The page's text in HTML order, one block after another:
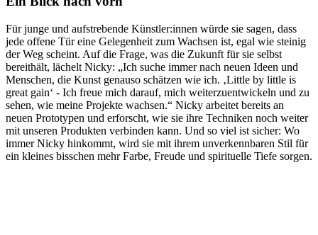
Für junge und aufstrebende Künstler:innen würde sie sagen, dass
jede offene Tür eine Gelegenheit zum Wachsen ist, egal wie steinig
der Weg scheint. Auf die Frage, was die Zukunft für sie selbst
bereithält, lächelt Nicky: „Ich suche immer nach neuen Ideen und
Menschen, die Kunst genauso schätzen wie ich. ‚Little by little is
great gain‘ - Ich freue mich darauf, mich weiterzuentwickeln und zu
sehen, wie meine Projekte wachsen.“ Nicky arbeitet bereits an
neuen Prototypen und erforscht, wie sie ihre Techniken noch weiter
mit unseren Produkten verbinden kann. Und so viel ist sicher: Wo
immer Nicky hinkommt, wird sie mit ihrem unverkennbaren Stil für
ein kleines bisschen mehr Farbe, Freude und spirituelle Tiefe sorgen.